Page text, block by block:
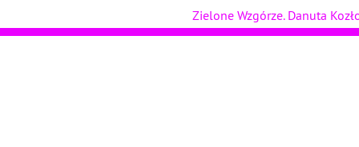
Zielone Wzgórze. Danuta